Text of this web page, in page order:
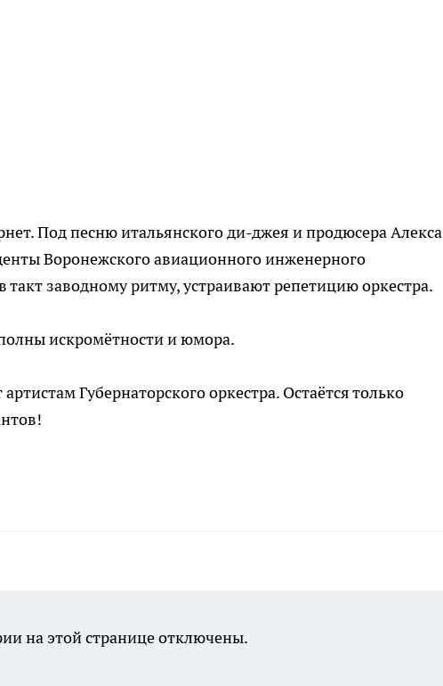
Под песню итальянского ди-джея и продюсера Алекса
Воронежского авиационного инженерного
заводному ритму, устраивают репетицию оркестра.
искромётности и юмора.
Губернаторского оркестра. Остаётся только
на этой странице отключены.